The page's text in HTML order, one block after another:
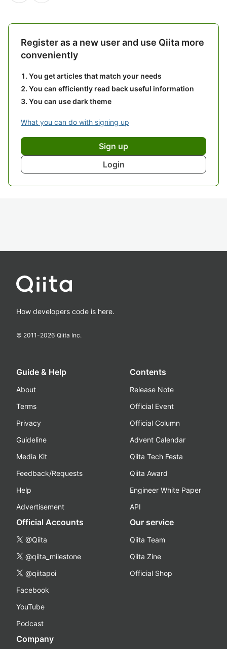
Register as a new user and use Qiita more
conveniently
You get articles that match your needs
You can efficiently read back useful information
You can use dark theme
What you can do with signing up
Sign up
Login
How developers code is here.
© 2011-2026 Qiita Inc.
Guide & Help
About
Terms
Privacy
Guideline
Media Kit
Feedback/Requests
Help
Advertisement
Contents
Release Note
Official Event
Official Column
Advent Calendar
Qiita Tech Festa
Qiita Award
Engineer White Paper
API
Official Accounts
@Qiita
@qiita_milestone
@qiitapoi
Facebook
YouTube
Podcast
Our service
Qiita Team
Qiita Zine
Official Shop
Company